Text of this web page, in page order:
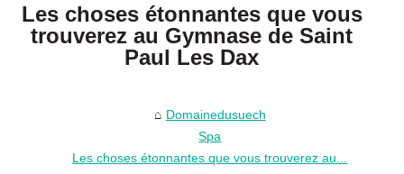
Les choses étonnantes que vous
trouverez au Gymnase de Saint
Paul Les Dax
Domainedusuech
Spa
Les choses étonnantes que vous trouverez au...